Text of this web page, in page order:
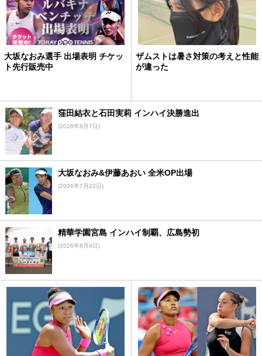
大坂なおみ選手 出場表明 チケッ
ト先行販売中
ザムストは暑さ対策の考えと性能
が違った
窪田結衣と石田実莉 インハイ決勝進出
(2026年8月7日)
大坂なおみ&伊藤あおい 全米OP出場
(2026年7月22日)
精華学園宮島 インハイ制覇、広島勢初
(2026年8月4日)